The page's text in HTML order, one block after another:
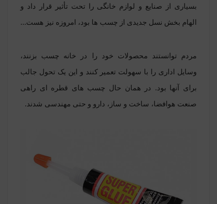
بسیاری از صنایع و لوازم خانگی را تحت تأثیر قرار داد و
الهام بخش نسل جدیدی از چسب ها بود، امروزه نیز هست...
مردم توانستند محصولات خود را در خانه چسب بزنند،
وسایل اداری را با سهولت تعمیر کنند و این یک تحول جالب
برای آنها بود. در همان حال چسب های قطره ای راهی
صنعت هوافضا، ساخت و ساز، دارو و حتی مهندسی شدند.